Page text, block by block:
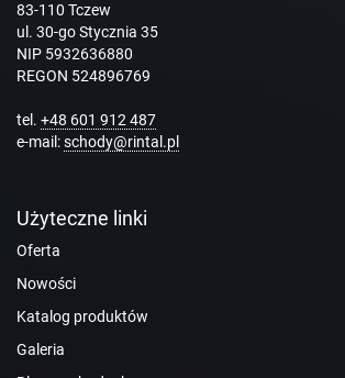
83-110 Tczew
ul. 30-go Stycznia 35
NIP 5932636880
REGON 524896769
tel. +48 601 912 487
e-mail:schody@rintal.pl
Użyteczne linki
Oferta
Nowości
Katalog produktów
Galeria